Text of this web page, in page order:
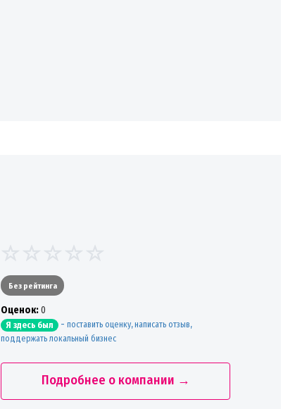
Без рейтинга
Oценок:0
Я здесь был -поставить оценку, написать отзыв,
поддержать локальный бизнес
Подробнее о компании →